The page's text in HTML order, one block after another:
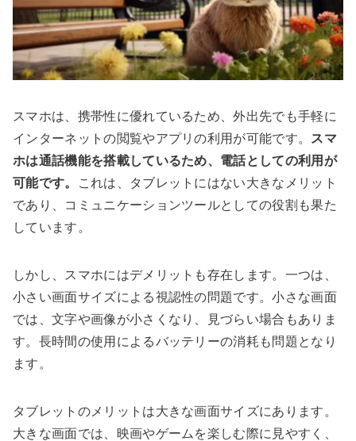
スマホは、携帯性に優れているため、外出先でも手軽に
インターネットの閲覧やアプリの利用が可能です。 スマ
ホは通話機能を搭載しているため、電話としての利用が
可能です。
これは、タブレットにはない大きなメリット
であり、コミュニケーションツールとしての役割も果た
しています。
しかし、スマホにはデメリットも存在します。一つは、
小さい画面サイズによる視認性の問題です。小さな画面
では、文字や画像が小さくなり、見づらい場合もありま
す。長時間の使用によるバッテリーの消耗も問題となり
ます。
タブレットのメリットは大きな画面サイズにあります。
大きな画面では、映画やゲームを楽しむ際に見やすく、